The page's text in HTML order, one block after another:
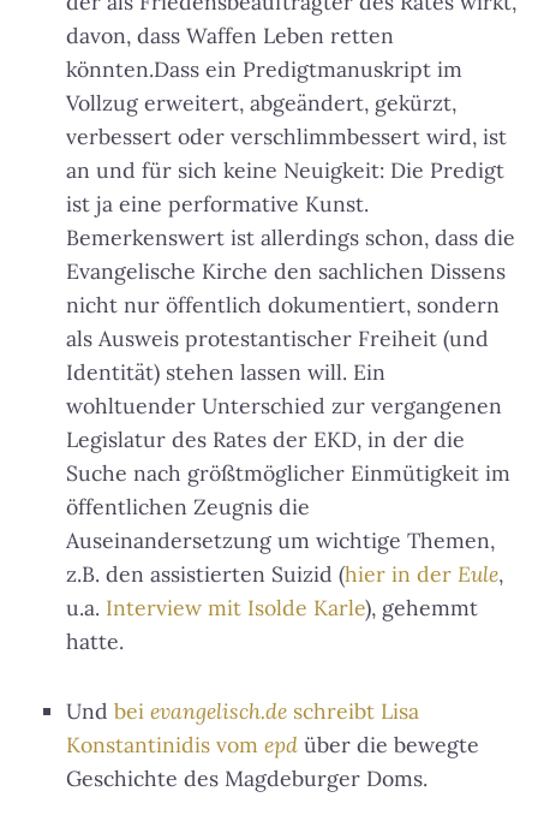
davon, dass Waffen Leben retten
könnten.Dass ein Predigtmanuskript im
Vollzug erweitert, abgeändert, gekürzt,
verbessert oder verschlimmbessert wird, ist
an und für sich keine Neuigkeit: Die Predigt
ist ja eine performative Kunst.
Bemerkenswert ist allerdings schon, dass die
Evangelische Kirche den sachlichen Dissens
nicht nur öffentlich dokumentiert, sondern
als Ausweis protestantischer Freiheit (und
Identität) stehen lassen will. Ein
wohltuender Unterschied zur vergangenen
Legislatur des Rates der EKD, in der die
Suche nach größtmöglicher Einmütigkeit im
öffentlichen Zeugnis die
Auseinandersetzung um wichtige Themen,
z.B. den assistierten Suizid (hier in der Eule,
u.a. Interview mit Isolde Karle), gehemmt
hatte.
Und bei evangelisch.de schreibt Lisa
Konstantinidis vom epd über die bewegte
Geschichte des Magdeburger Doms.